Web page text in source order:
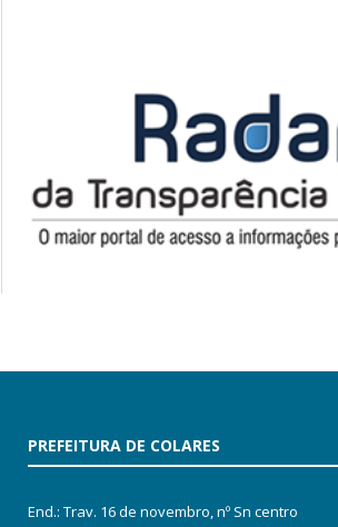
PREFEITURA DE COLARES
End.: Trav. 16 de novembro, nº Sn centro